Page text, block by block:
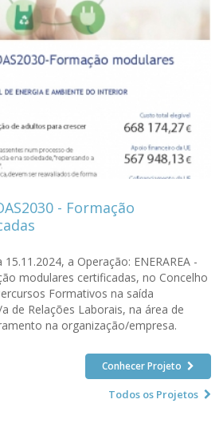
- Formação
15.11.2024, a Operação: ENERAREA -
modulares certificadas, no Concelho
Formativos na saída
de Relações Laborais, na área de
na organização/empresa.
Conhecer Projeto
Todos os Projetos